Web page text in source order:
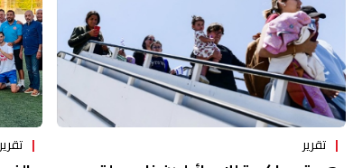
تقرير تقرير